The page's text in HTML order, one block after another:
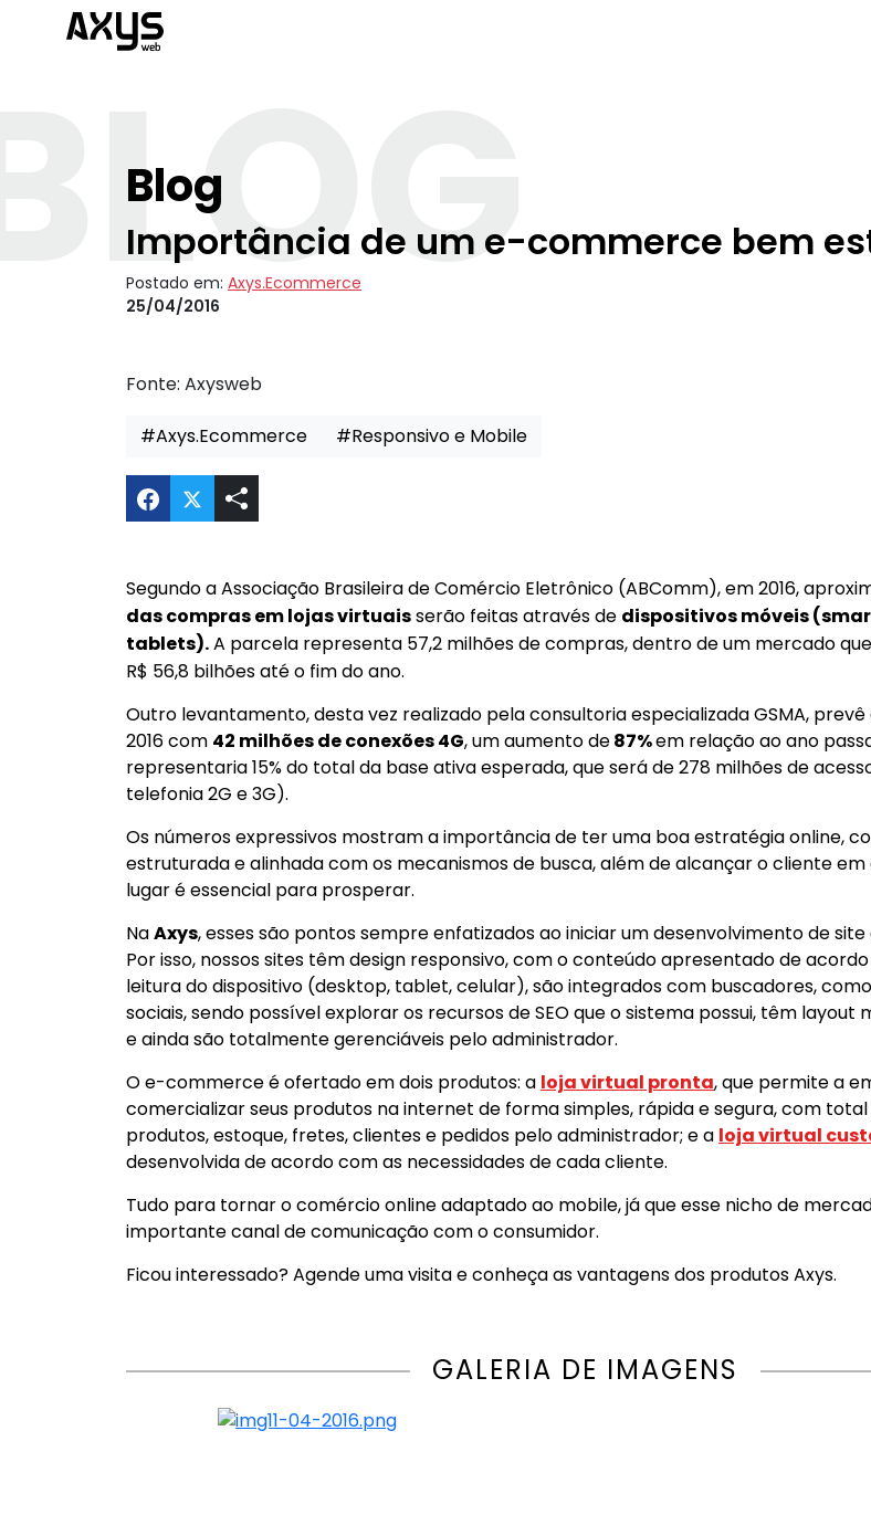
Blog
Importância de um e-commerce bem
Postado em: Axys.Ecommerce
25/04/2016
Fonte: Axysweb
#Axys.Ecommerce #Responsivo e Mobile
Compartilhar Importância de um e-commerce bem estruturado no Twitter
Segundo a Associação Brasileira de Comércio Eletrônico (ABComm), em 2016,
das compras em lojas virtuaisserão feitas através de dispositivos móveis
tablets).A parcela representa 57,2 milhões de compras, dentro de um mercado
R$ 56,8 bilhões até o fim do ano.
Outro levantamento, desta vez realizado pela consultoria especializada GSMA,
2016 com 42 milhões de conexões 4G, um aumento de87%em relação ao ano
representaria 15% do total da base ativa esperada, que será de 278 milhões de
telefonia 2G e 3G).
Os números expressivos mostram a importância de ter uma boa estratégia online,
estruturada e alinhada com os mecanismos de busca, além de alcançar o cliente
lugar é essencial para prosperar.
NaAxys, esses são pontos sempre enfatizados ao iniciar um desenvolvimento de
Por isso, nossos sites têm design responsivo, com o conteúdo apresentado de
leitura do dispositivo (desktop, tablet, celular), são integrados com buscadores,
sociais, sendo possível explorar os recursos de SEO que o sistema possui, têm layout
e ainda são totalmente gerenciáveis pelo administrador.
O e-commerce é ofertado em dois produtos: a loja virtual pronta, que permite a
comercializar seus produtos na internet de forma simples, rápida e segura, com
produtos, estoque, fretes, clientes e pedidos pelo administrador; e a loja virtual
desenvolvida de acordo com as necessidades de cada cliente.
Tudo para tornar o comércio online adaptado ao mobile, já que esse nicho de
importante canal de comunicação com o consumidor.
Ficou interessado? Agende uma visita e conheça as vantagens dos produtos Axys.
GALERIA DE IMAGENS